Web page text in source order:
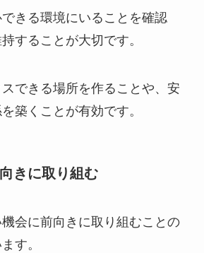
きる環境にいることを確認
することが大切です。
できる場所を作ることや、安
築くことが有効です。
きに取り組む
会に前向きに取り組むことの
す。